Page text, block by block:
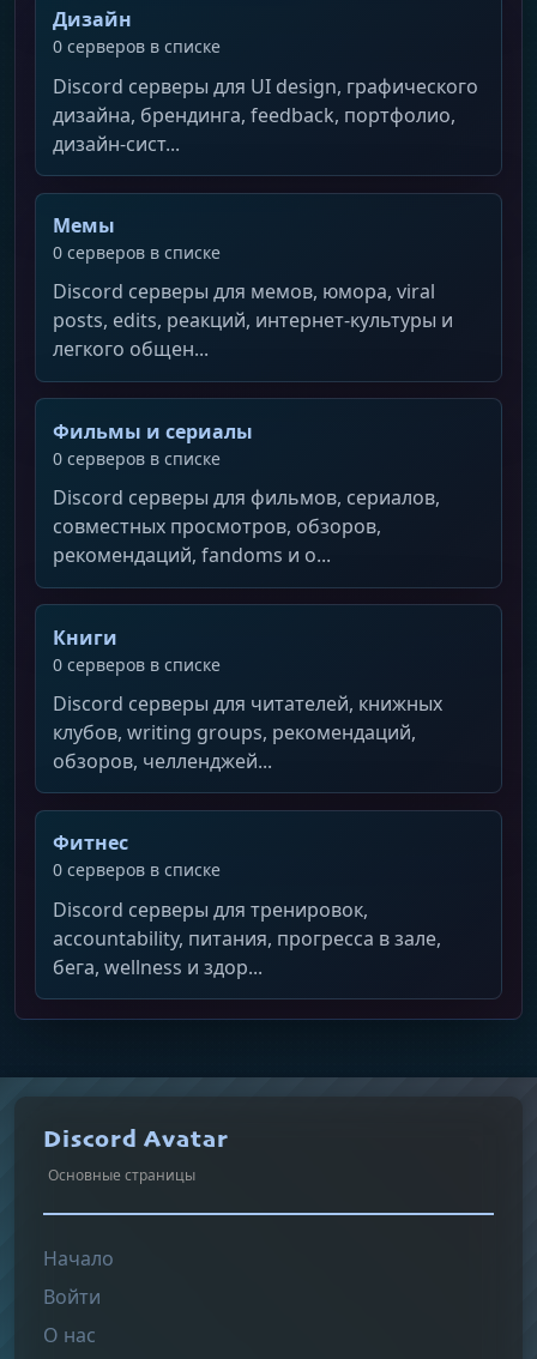
Дизайн
0 серверов в списке
Discord серверы для UI design, графического
дизайна, брендинга, feedback, портфолио,
дизайн-сист...
Мемы
0 серверов в списке
Discord серверы для мемов, юмора, viral
posts, edits, реакций, интернет-культуры и
легкого общен...
Фильмы и сериалы
0 серверов в списке
Discord серверы для фильмов, сериалов,
совместных просмотров, обзоров,
рекомендаций, fandoms и о...
Книги
0 серверов в списке
Discord серверы для читателей, книжных
клубов, writing groups, рекомендаций,
обзоров, челленджей...
Фитнес
0 серверов в списке
Discord серверы для тренировок,
accountability, питания, прогресса в зале,
бега, wellness и здор...
Discord Avatar
Основные страницы
Начало
Войти
О нас